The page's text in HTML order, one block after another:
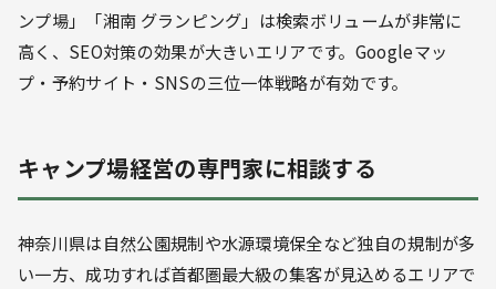
ンプ場」「湘南 グランピング」は検索ボリュームが非常に
高く、SEO対策の効果が大きいエリアです。Googleマッ
プ・予約サイト・SNSの三位一体戦略が有効です。
キャンプ場経営の専門家に相談する
神奈川県は自然公園規制や水源環境保全など独自の規制が多
い一方、成功すれば首都圏最大級の集客が見込めるエリアで